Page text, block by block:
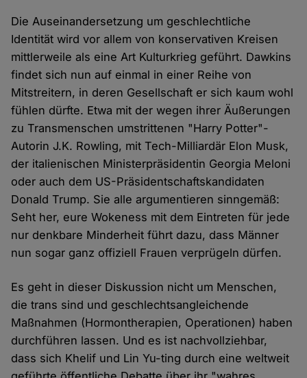
Die Auseinandersetzung um geschlechtliche
Identität wird vor allem von konservativen Kreisen
mittlerweile als eine Art Kulturkrieg geführt. Dawkins
findet sich nun auf einmal in einer Reihe von
Mitstreitern, in deren Gesellschaft er sich kaum wohl
fühlen dürfte. Etwa mit der wegen ihrer Äußerungen
zu Transmenschen umstrittenen "Harry Potter"-
Autorin J.K. Rowling, mit Tech-Milliardär Elon Musk,
der italienischen Ministerpräsidentin Georgia Meloni
oder auch dem US-Präsidentschaftskandidaten
Donald Trump. Sie alle argumentieren sinngemäß:
Seht her, eure Wokeness mit dem Eintreten für jede
nur denkbare Minderheit führt dazu, dass Männer
nun sogar ganz offiziell Frauen verprügeln dürfen.
Es geht in dieser Diskussion nicht um Menschen,
die trans sind und geschlechtsangleichende
Maßnahmen (Hormontherapien, Operationen) haben
durchführen lassen. Und es ist nachvollziehbar,
dass sich Khelif und Lin Yu-ting durch eine weltweit